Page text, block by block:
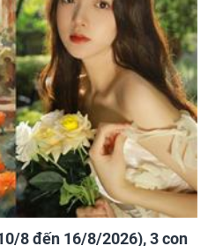
8 đến 16/8/2026), 3 con